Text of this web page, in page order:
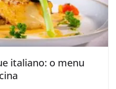
italiano: o menu